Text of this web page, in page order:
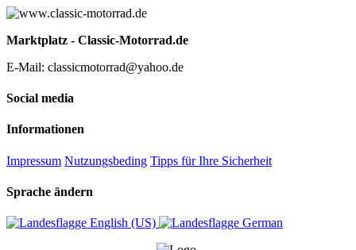
Marktplatz - Classic-Motorrad.de
E-Mail: classicmotorrad@yahoo.de
Social media
Informationen
Impressum Nutzungsbeding Tipps für Ihre Sicherheit
Sprache ändern
English (US)‎ German‎